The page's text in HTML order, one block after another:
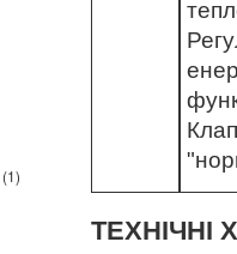
(1)
ТЕХНІЧНІ